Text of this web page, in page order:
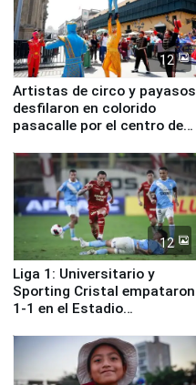
12
Artistas de circo y payasos
desfilaron en colorido
pasacalle por el centro de
12
Liga 1: Universitario y
Sporting Cristal empataron
1-1 en el Estadio